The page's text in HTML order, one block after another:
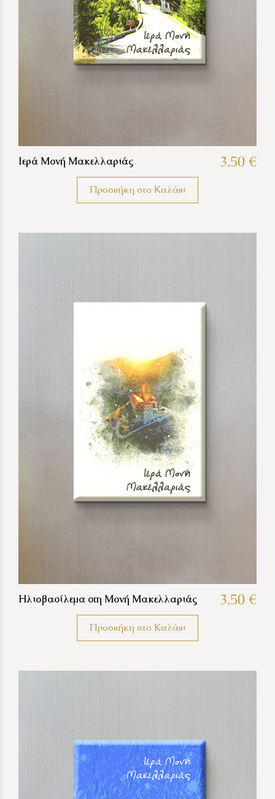
Ιερά Μονή Μακελλαριάς 3,50 €
Προσθήκη στο Καλάθι
Ηλιοβασίλεμα στη Μονή Μακελλαριάς 3,50 €
Προσθήκη στο Καλάθι